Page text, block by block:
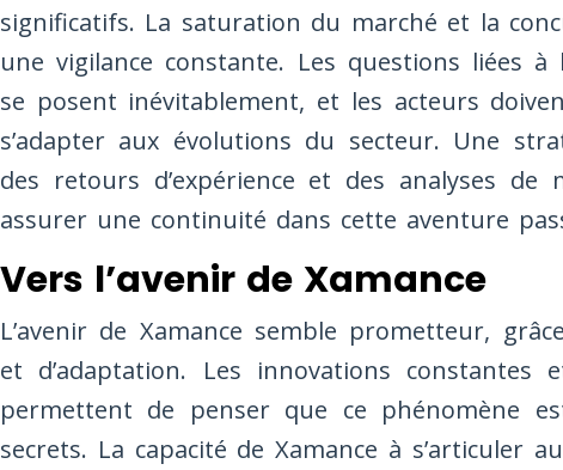
significatifs. La saturation du marché et la
une vigilance constante. Les questions liées
se posent inévitablement, et les acteurs
s’adapter aux évolutions du secteur. Une
des retours d’expérience et des analyses de
assurer une continuité dans cette aventure
Vers l’avenir de Xamance
L’avenir de Xamance semble prometteur,
et d’adaptation. Les innovations constantes
permettent de penser que ce phénomène
secrets. La capacité de Xamance à s’articuler